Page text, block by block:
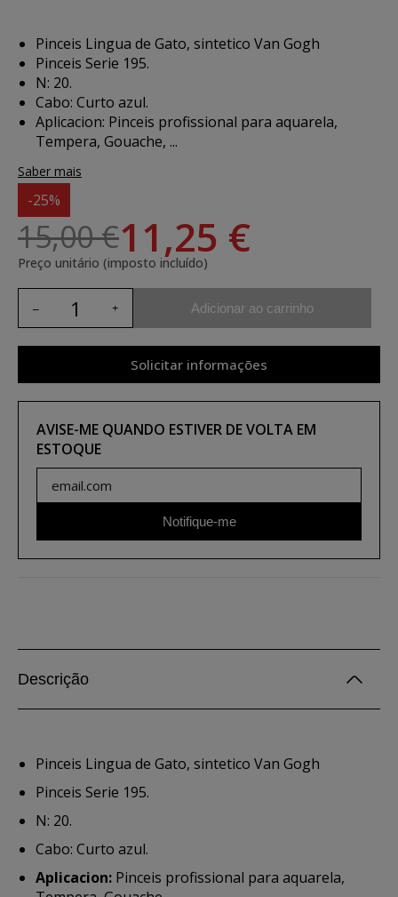
Pinceis Lingua de Gato, sintetico Van Gogh
Pinceis Serie 195.
N: 20.
Cabo: Curto azul.
Aplicacion: Pinceis profissional para aquarela,
Tempera, Gouache, ...
Saber mais
-25%
15,00 €11,25 €
Preço unitário (imposto incluído)
Adicionar ao carrinho
Solicitar informações
AVISE-ME QUANDO ESTIVER DE VOLTA EM
ESTOQUE
Notifique-me
Descrição
Pinceis Lingua de Gato, sintetico Van Gogh
Pinceis Serie 195.
N: 20.
Cabo: Curto azul.
Aplicacion: Pinceis profissional para aquarela,